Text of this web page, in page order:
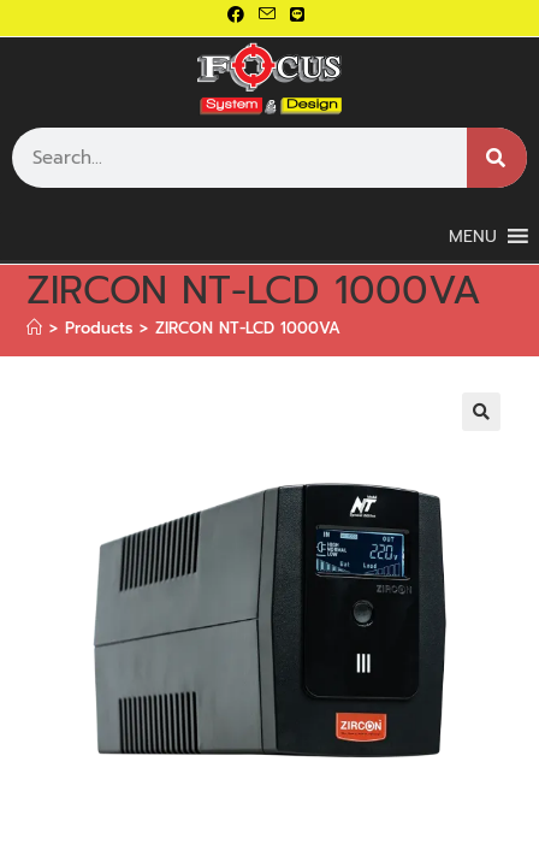
MENU
ZIRCON NT-LCD 1000VA
> Products > ZIRCON NT-LCD 1000VA